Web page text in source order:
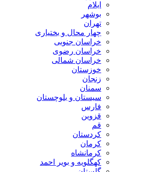
ایلام
بوشهر
تهران
چهار محال و بختیاری
خراسان جنوبی
خراسان رضوی
خراسان شمالی
خوزستان
زنجان
سمنان
سیستان و بلوچستان
فارس
قزوین
قم
کردستان
کرمان
کرمانشاه
کهگلویه و بویر احمد